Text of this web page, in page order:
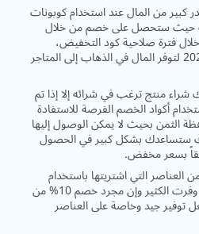
كبير من المال عند استخدام كوبونات
حيث ستحصل على خصم من خلال
فترة صلاحية كود التخفيض،
استخدام كود خصم ريفا 2025 لتوفر المال في الذهاب إلى المتاجر
منتج ترغب في شرائه إلا إذا تم
أكواد الخصم الفرصة للاستفادة
الثمن بحيث لا يمكن الوصول إليها
ستساعدك بشكل كبير في الحصول
حقاً بسعر مخفض.
العناصر التي اشتريتها باستخدام
قسائم الخصم، ستجد أنك وفرت الكثير وإن مجرد خصم 10% من
توفير جيد وخاصة على العناصر